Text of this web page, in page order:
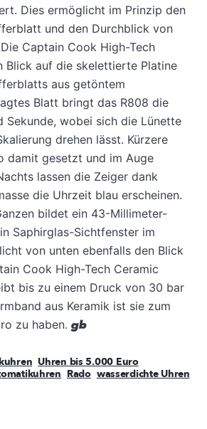
Dies ermöglicht im Prinzip den
und den Durchblick von
Captain Cook High-Tech
Blick auf die skelettierte Platine
aus getöntem
Blatt bringt das R808 die
Sekunde, wobei sich die Lünette
drehen lässt. Kürzere
damit gesetzt und im Auge
lassen die Zeiger dank
die Uhrzeit blau erscheinen.
bildet ein 43-Millimeter-
Saphirglas-Sichtfenster im
von unten ebenfalls den Blick
Cook High-Tech Ceramic
bis zu einem Druck von 30 bar
aus Keramik ist sie zum
zu haben. gb
Uhren bis 5.000 Euro
Rado wasserdichte Uhren